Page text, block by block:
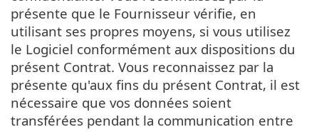
présente que le Fournisseur vérifie, en
utilisant ses propres moyens, si vous utilisez
le Logiciel conformément aux dispositions du
présent Contrat. Vous reconnaissez par la
présente qu'aux fins du présent Contrat, il est
nécessaire que vos données soient
transférées pendant la communication entre